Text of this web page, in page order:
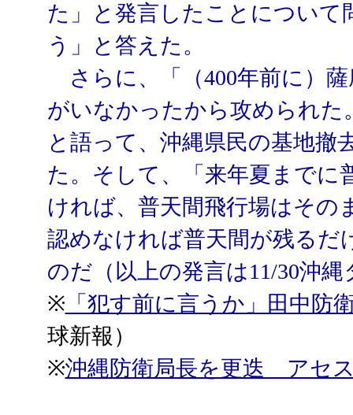
た」と発言したことについて
う」と答えた。
さらに、「（400年前に）
がいなかったから攻められた
と語って、沖縄県民の基地撤
た。そして、「来年夏までに
ければ、普天間飛行場はその
認めなければ普天間が残るだ
のだ（以上の発言は11/30沖
※ 「犯す前に言うか」田中
球新報）
※沖縄防衛局長を更迭 アセ